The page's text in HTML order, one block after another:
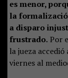
es menor,
la
a disparo
frustrado.Por
la jueza
viernes al